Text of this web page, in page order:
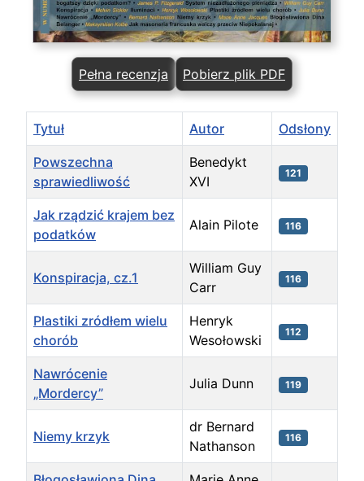
Pełna recenzja Pobierz plik PDF
Tytuł Autor Odsłony
Powszechna
sprawiedliwość
Benedykt
XVI
121
Jak rządzić krajem bez
podatków
Alain Pilote 116
Konspiracja, cz.1
William Guy
Carr
116
Plastiki zródłem wielu
chorób
Henryk
Wesołowski
112
Nawrócenie
„Mordercy”
Julia Dunn 119
Niemy krzyk
dr Bernard
Nathanson
116